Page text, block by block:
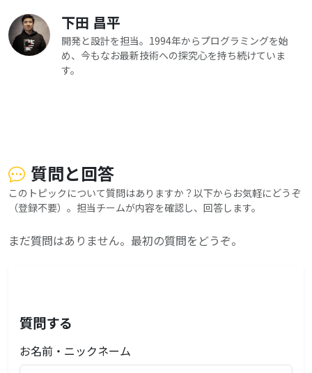
下田 昌平
開発と設計を担当。1994年からプログラミングを始
め、今もなお最新技術への探究心を持ち続けていま
す。
質問と回答
このトピックについて質問はありますか？以下からお気軽にどうぞ
（登録不要）。担当チームが内容を確認し、回答します。
まだ質問はありません。最初の質問をどうぞ。
質問する
お名前・ニックネーム